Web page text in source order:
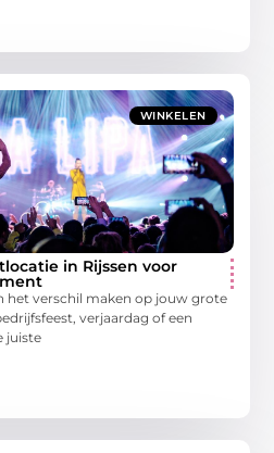
WINKELEN
in Rijssen voor
het verschil maken op jouw grote
verjaardag of een
juiste